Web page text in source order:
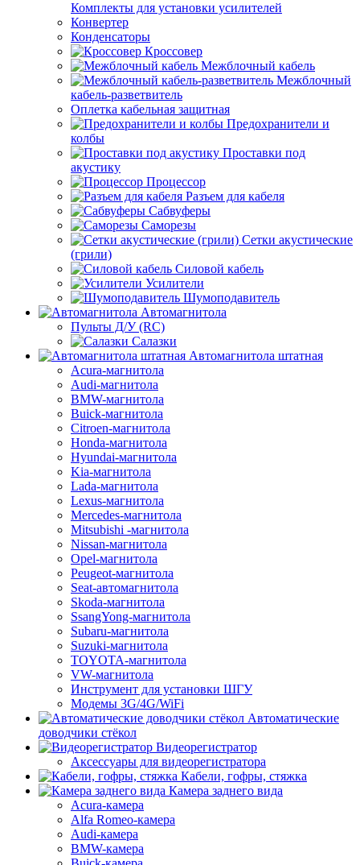
Комплекты для установки усилителей
Конвертер
Конденсаторы
Кроссовер
Межблочный кабель
Межблочный
кабель-разветвитель
Оплетка кабельная защитная
Предохранители и
колбы
Проставки под
акустику
Процессор
Разъем для кабеля
Сабвуферы
Саморезы
Сетки акустические
(грили)
Силовой кабель
Усилители
Шумоподавитель
Автомагнитола
Пульты Д/У (RC)
Салазки
Автомагнитола штатная
Acura-магнитола
Audi-магнитола
BMW-магнитола
Buick-магнитола
Citroen-магнитола
Honda-магнитола
Hyundai-магнитола
Kia-магнитола
Lada-магнитола
Lexus-магнитола
Mercedes-магнитола
Mitsubishi -магнитола
Nissan-магнитола
Opel-магнитола
Peugeot-магнитола
Seat-автомагнитола
Skoda-магнитола
SsangYong-магнитола
Subaru-магнитола
Suzuki-магнитола
TOYOTA-магнитола
VW-магнитола
Инструмент для установки ШГУ
Модемы 3G/4G/WiFi
Автоматические
доводчики стёкол
Видеорегистратор
Аксессуары для видеорегистратора
Кабели, гофры, стяжка
Камера заднего вида
Acura-камера
Alfa Romeo-камера
Audi-камера
BMW-камера